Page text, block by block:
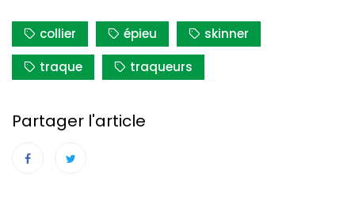
collier épieu
skinner
traque
traqueurs
Partager l'article